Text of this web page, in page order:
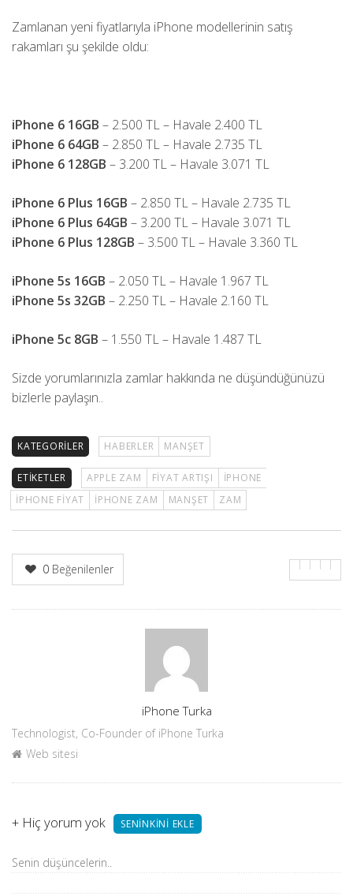
Zamlanan yeni fiyatlarıyla iPhone modellerinin satış
rakamları şu şekilde oldu:
iPhone 6 16GB – 2.500 TL – Havale 2.400 TL
iPhone 6 64GB – 2.850 TL – Havale 2.735 TL
iPhone 6 128GB – 3.200 TL – Havale 3.071 TL
iPhone 6 Plus 16GB – 2.850 TL – Havale 2.735 TL
iPhone 6 Plus 64GB – 3.200 TL – Havale 3.071 TL
iPhone 6 Plus 128GB – 3.500 TL – Havale 3.360 TL
iPhone 5s 16GB – 2.050 TL – Havale 1.967 TL
iPhone 5s 32GB – 2.250 TL – Havale 2.160 TL
iPhone 5c 8GB – 1.550 TL – Havale 1.487 TL
Sizde yorumlarınızla zamlar hakkında ne düşündüğünüzü
bizlerle paylaşın..
KATEGORILER HABERLER MANŞET
ETIKETLER APPLE ZAM FIYAT ARTIŞI
IPHONE
IPHONE FIYAT
IPHONE ZAM MANŞET ZAM
0 Beğenilenler
iPhone Turka
Technologist, Co-Founder of iPhone Turka
Web sitesi
+ Hiç yorum yok SENINKINI EKLE